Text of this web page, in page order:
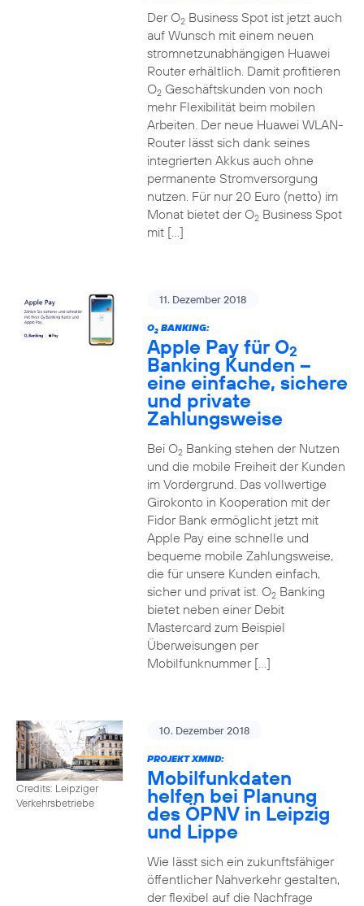
Der O2Business Spot ist jetzt auch
auf Wunsch mit einem neuen
stromnetzunabhängigen Huawei
Router erhältlich. Damit profitieren
O2Geschäftskunden von noch
mehr Flexibilität beim mobilen
Arbeiten. Der neue Huawei WLAN-
Router lässt sich dank seines
integrierten Akkus auch ohne
permanente Stromversorgung
nutzen. Für nur 20 Euro (netto) im
Monat bietet der O2Business Spot
mit […]
11. Dezember 2018
O2BANKING:
Apple Pay für O2
Banking Kunden –
eine einfache, sichere
und private
Zahlungsweise
Bei O2Banking stehen der Nutzen
und die mobile Freiheit der Kunden
im Vordergrund. Das vollwertige
Girokonto in Kooperation mit der
Fidor Bank ermöglicht jetzt mit
Apple Pay eine schnelle und
bequeme mobile Zahlungsweise,
die für unsere Kunden einfach,
sicher und privat ist. O2Banking
bietet neben einer Debit
Mastercard zum Beispiel
Überweisungen per
Mobilfunknummer […]
Credits: Leipziger
Verkehrsbetriebe
10. Dezember 2018
PROJEKT XMND:
Mobilfunkdaten
helfen bei Planung
des ÖPNV in Leipzig
und Lippe
Wie lässt sich ein zukunftsfähiger
öffentlicher Nahverkehr gestalten,
der flexibel auf die Nachfrage